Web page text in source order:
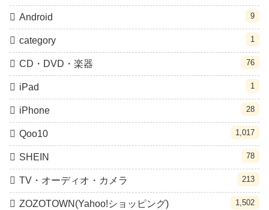
Android 9
category 1
CD・DVD・楽器 76
iPad 1
iPhone 28
Qoo10 1,017
SHEIN 78
TV・オーディオ・カメラ 213
ZOZOTOWN(Yahoo!ショッピング) 1,502